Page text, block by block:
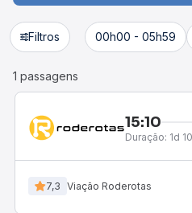
Filtros 00h00 - 05h59
1 passagens
15:10
Duração: 1d
7,3 Viação Roderotas